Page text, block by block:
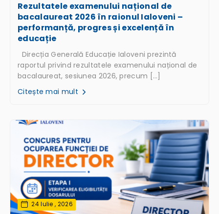
Rezultatele examenului național de
bacalaureat 2026 în raionul Ialoveni –
performanță, progres și excelență în
educație
Direcția Generală Educație Ialoveni prezintă
raportul privind rezultatele examenului național de
bacalaureat, sesiunea 2026, precum […]
Citește mai mult
24 Iulie , 2026